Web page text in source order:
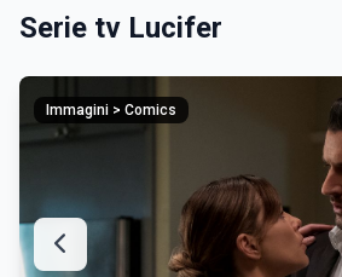
Serie tv Lucifer
Immagini > Comics